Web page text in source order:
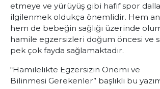
etmeye ve yürüyüş gibi hafif spor
ilgilenmek oldukça önemlidir. Hem
hem de bebeğin sağlığı üzerinde
hamile egzersizleri doğum öncesi ve
pek çok fayda sağlamaktadır.
“Hamilelikte Egzersizin Önemi ve
Bilinmesi Gerekenler” başlıklı bu